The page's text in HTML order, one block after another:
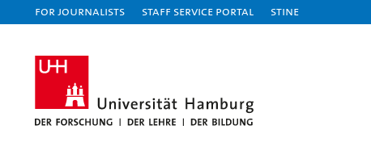
For journalists Staff Service Portal STiNE